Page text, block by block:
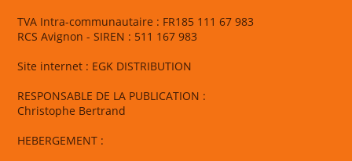
TVA Intra-communautaire : FR185 111 67 983
RCS Avignon - SIREN : 511 167 983
Site internet : EGK DISTRIBUTION
RESPONSABLE DE LA PUBLICATION :
Christophe Bertrand
HEBERGEMENT :